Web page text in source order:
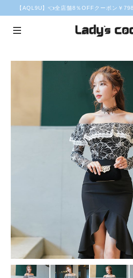
【AQL9U】👈全店舗8％OFFクーポン￥